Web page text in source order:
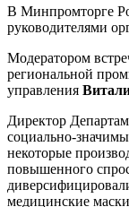
В Минпромторге
руководителями
Модератором
региональной
управления
Директор
социально-
некоторые
повышенного
медицинские